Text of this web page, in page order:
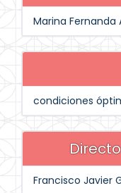
Marina Fernanda
condiciones
Francisco Javier